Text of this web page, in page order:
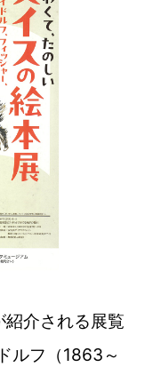
介される展覧
ルフ（1863～